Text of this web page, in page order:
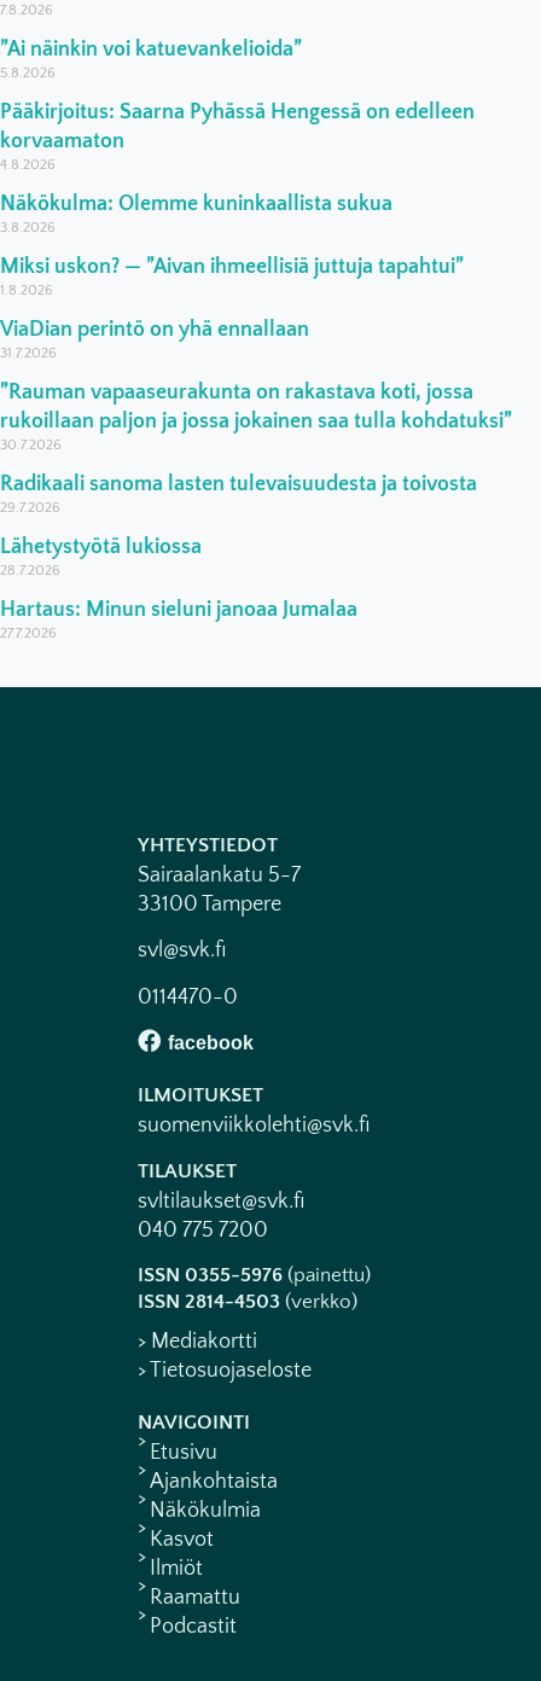
7.8.2026
”Ai näinkin voi katuevankelioida”
5.8.2026
Pääkirjoitus: Saarna Pyhässä Hengessä on edelleen
korvaamaton
4.8.2026
Näkökulma: Olemme kuninkaallista sukua
3.8.2026
Miksi uskon? — ”Aivan ihmeellisiä juttuja tapahtui”
1.8.2026
ViaDian perintö on yhä ennallaan
31.7.2026
”Rauman vapaaseurakunta on rakastava koti, jossa
rukoillaan paljon ja jossa jokainen saa tulla kohdatuksi”
30.7.2026
Radikaali sanoma lasten tulevaisuudesta ja toivosta
29.7.2026
Lähetystyötä lukiossa
28.7.2026
Hartaus: Minun sieluni janoaa Jumalaa
27.7.2026
YHTEYSTIEDOT
Sairaalankatu 5-7
33100 Tampere
svl@svk.fi
0114470-0
ILMOITUKSET
suomenviikkolehti@svk.fi
TILAUKSET
svltilaukset@svk.fi
040 775 7200
ISSN 0355-5976 (painettu)
ISSN 2814-4503 (verkko)
> Mediakortti
> Tietosuojaseloste
NAVIGOINTI
Etusivu
Ajankohtaista
Näkökulmia
Kasvot
Ilmiöt
Raamattu
Podcastit